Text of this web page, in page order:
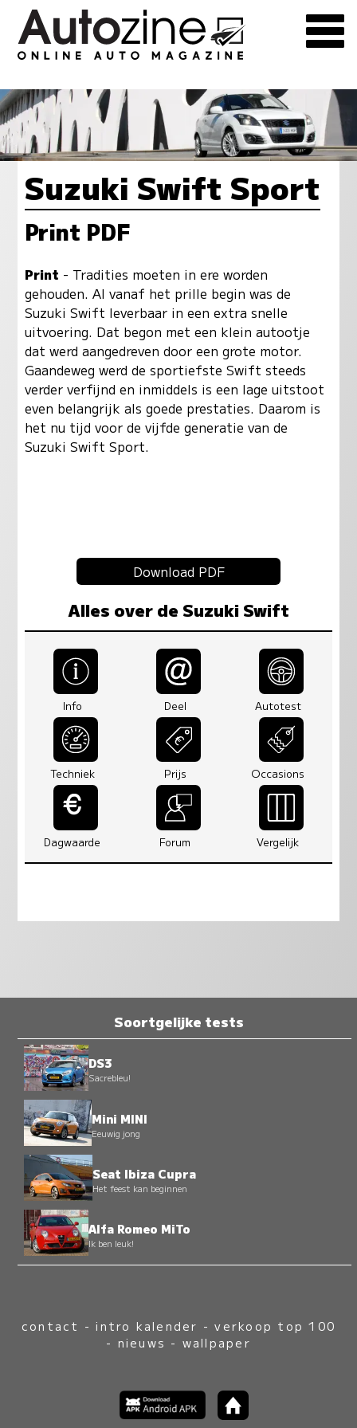
Suzuki Swift Sport
Print PDF
Print - Tradities moeten in ere worden
gehouden. Al vanaf het prille begin was de
Suzuki Swift leverbaar in een extra snelle
uitvoering. Dat begon met een klein autootje
dat werd aangedreven door een grote motor.
Gaandeweg werd de sportiefste Swift steeds
verder verfijnd en inmiddels is een lage uitstoot
even belangrijk als goede prestaties. Daarom is
het nu tijd voor de vijfde generatie van de
Suzuki Swift Sport.
Download PDF
Alles over de Suzuki Swift
Info Deel Autotest
Techniek Prijs Occasions
Dagwaarde Forum Vergelijk
Soortgelijke tests
DS3
Sacrebleu!
Mini MINI
Eeuwig jong
Seat Ibiza Cupra
Het feest kan beginnen
Alfa Romeo MiTo
Ik ben leuk!
contact -intro kalender -verkoop top 100
- nieuws - wallpaper